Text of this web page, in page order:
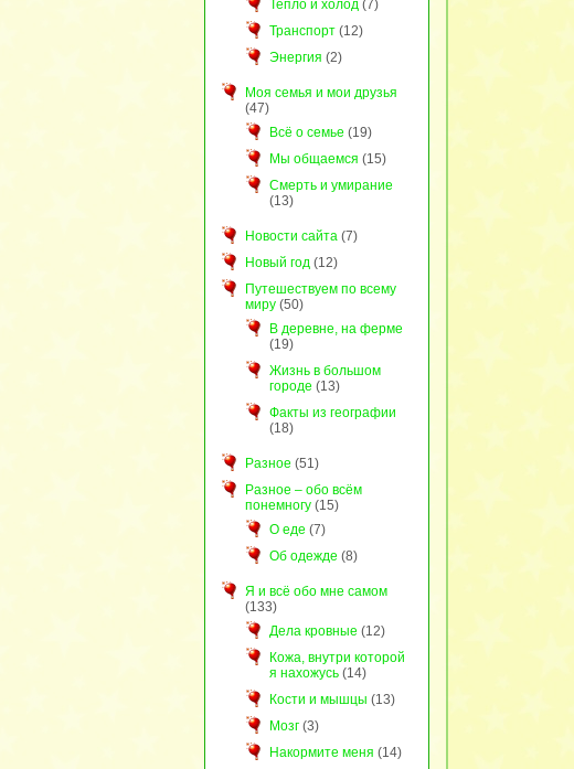
Тепло и холод(7)
Транспорт(12)
Энергия (2)
Моя семья и мои друзья
(47)
Всё о семье (19)
Мы общаемся (15)
Смерть и умирание
(13)
Новости сайта(7)
Новый год(12)
Путешествуем по всему
миру(50)
В деревне, на ферме
(19)
Жизнь в большом
городе (13)
Факты из географии
(18)
Разное (51)
Разное – обо всём
понемногу(15)
О еде (7)
Об одежде (8)
Я и всё обо мне самом
(133)
Дела кровные (12)
Кожа, внутри которой
я нахожусь(14)
Кости и мышцы (13)
Мозг(3)
Накормите меня (14)